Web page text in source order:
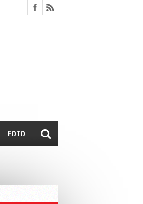
FOTO